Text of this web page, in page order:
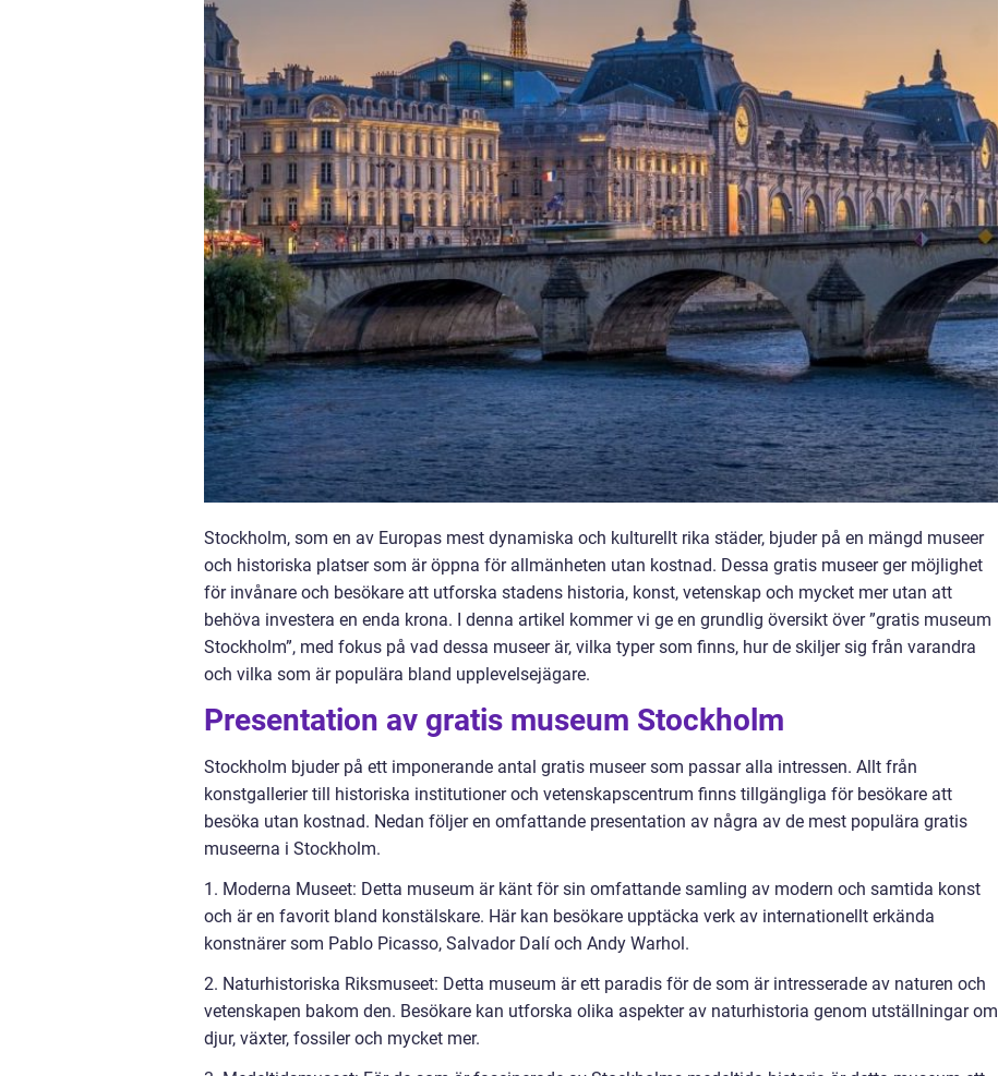
Stockholm, som en av Europas mest dynamiska och kulturellt rika städer, bjuder på en mängd museer
och historiska platser som är öppna för allmänheten utan kostnad. Dessa gratis museer ger möjlighet
för invånare och besökare att utforska stadens historia, konst, vetenskap och mycket mer utan att
behöva investera en enda krona. I denna artikel kommer vi ge en grundlig översikt över ”gratis museum
Stockholm”, med fokus på vad dessa museer är, vilka typer som finns, hur de skiljer sig från varandra
och vilka som är populära bland upplevelsejägare.
Presentation av gratis museum Stockholm
Stockholm bjuder på ett imponerande antal gratis museer som passar alla intressen. Allt från
konstgallerier till historiska institutioner och vetenskapscentrum finns tillgängliga för besökare att
besöka utan kostnad. Nedan följer en omfattande presentation av några av de mest populära gratis
museerna i Stockholm.
1. Moderna Museet: Detta museum är känt för sin omfattande samling av modern och samtida konst
och är en favorit bland konstälskare. Här kan besökare upptäcka verk av internationellt erkända
konstnärer som Pablo Picasso, Salvador Dalí och Andy Warhol.
2. Naturhistoriska Riksmuseet: Detta museum är ett paradis för de som är intresserade av naturen och
vetenskapen bakom den. Besökare kan utforska olika aspekter av naturhistoria genom utställningar om
djur, växter, fossiler och mycket mer.